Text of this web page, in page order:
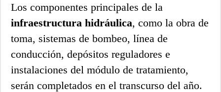
Los componentes principales de la
infraestructura hidráulica, como la obra de
toma, sistemas de bombeo, línea de
conducción, depósitos reguladores e
instalaciones del módulo de tratamiento,
serán completados en el transcurso del año.